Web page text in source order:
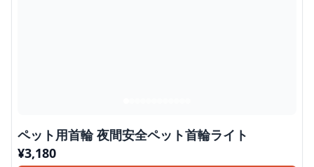
ペット用首輪 夜間安全ペット首輪ライト
¥3,180